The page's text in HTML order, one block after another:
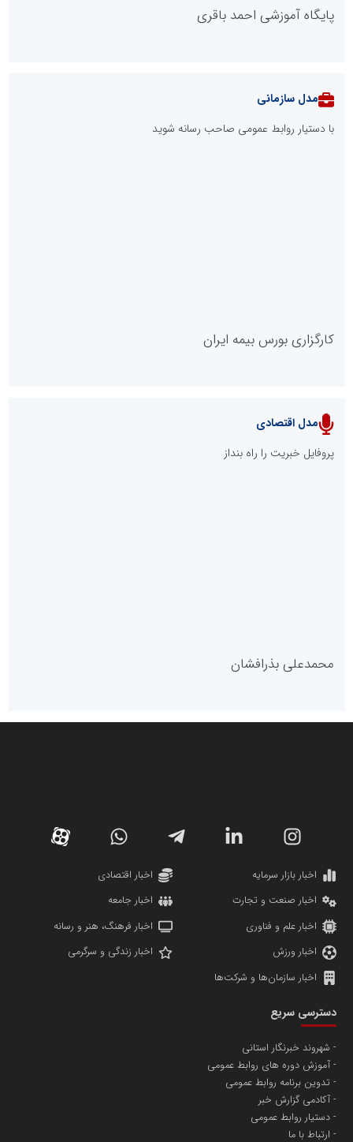
پایگاه آموزشی احمد باقری
پایگاه خبری نهضت ملی مسکن
پایگاه خبری گفتمان یزد
دانشگاه سئوی ایران
پایگاه اطلاع رسانی اعتلای نهادهای مردمی
مدل سازمانی
با دستیار روابط عمومی صاحب رسانه شوید
کارگزاری بورس بیمه ایران
تامین آهن اسفنجی تولیدکنندگان فولاد در کشور
مدل اقتصادی
پروفایل خبریت را راه بنداز
محمدعلی بذرافشان
مریم حاج نوروز نظری
مسعودصادقی
اخبار بازار سرمایه
اخبار اقتصادی
اخبار صنعت و تجارت
اخبار جامعه
اخبار علم و فناوری
اخبار فرهنگ، هنر و رسانه
اخبار ورزش
اخبار زندگی و سرگرمی
اخبار سازمان‌ها و شرکت‌ها
دسترسی سریع
شهروند خبرنگار استانی
آموزش دوره های روابط عمومی
تدوین برنامه روابط عمومی
آکادمی گزارش خبر
دستیار روابط عمومی
ارتباط با ما